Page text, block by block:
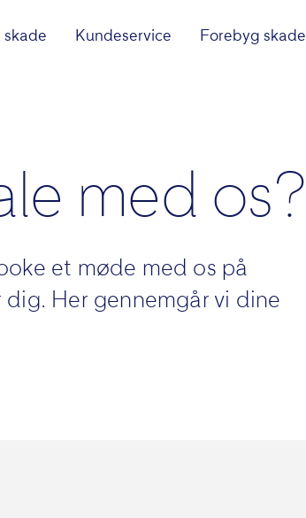
skade Kundeservice Forebyg skade
med os?
et møde med os på
Her gennemgår vi dine